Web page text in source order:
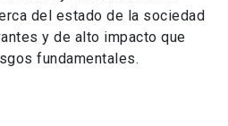
del estado de la sociedad
y de alto impacto que
fundamentales.